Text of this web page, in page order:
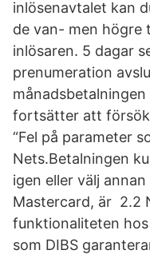
inlösenavtalet kan
de van- men högre
inlösaren. 5 dagar
prenumeration
fortsätter att
“Fel på parameter
Nets.Betalningen
igen eller välj
Mastercard, är 2.2
funktionaliteten
som DIBS